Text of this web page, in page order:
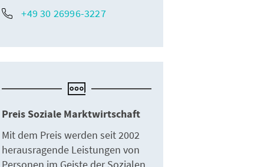
+49 30 26996-3227
Preis Soziale Marktwirtschaft
Mit dem Preis werden seit 2002
herausragende Leistungen von